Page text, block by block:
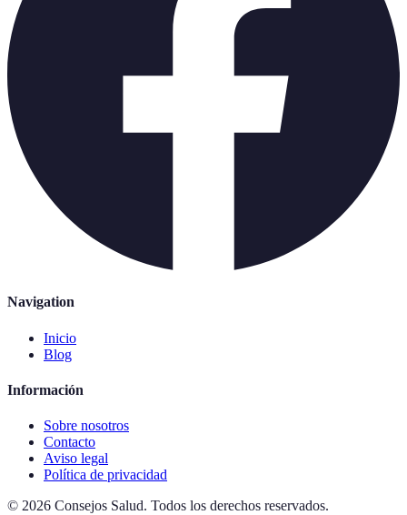
Navigation
Inicio
Blog
Información
Sobre nosotros
Contacto
Aviso legal
Política de privacidad
© 2026 Consejos Salud. Todos los derechos reservados.